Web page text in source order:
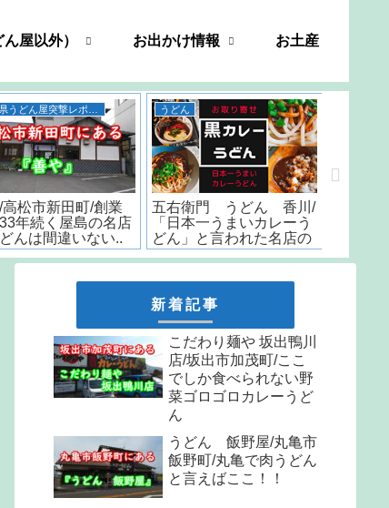
屋以外） お出かけ情報 お土産
香川県うどん屋突撃レポート
松市新田町/創業
年続く屋島の名店
んは間違いない..
うどん
五右衛門 うどん 香川/
「日本一うまいカレーう
どん」と言われた名店の
味をお取り寄せ
天ぷら
新着記事
こだわり麺や 坂出鴨川
店/坂出市加茂町/ここ
でしか食べられない野
菜ゴロゴロカレーうど
ん
うどん 飯野屋/丸亀市
飯野町/丸亀で肉うどん
と言えばここ！！